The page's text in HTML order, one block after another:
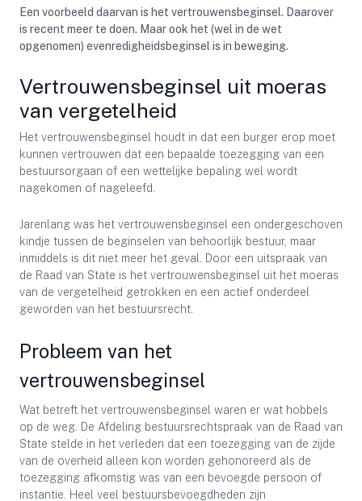
Een voorbeeld daarvan is het vertrouwensbeginsel. Daarover
is recent meer te doen. Maar ook het (wel in de wet
opgenomen) evenredigheidsbeginsel is in beweging.
Vertrouwensbeginsel uit moeras
van vergetelheid
Het vertrouwensbeginsel houdt in dat een burger erop moet
kunnen vertrouwen dat een bepaalde toezegging van een
bestuursorgaan of een wettelijke bepaling wel wordt
nagekomen of nageleefd.
Jarenlang was het vertrouwensbeginsel een ondergeschoven
kindje tussen de beginselen van behoorlijk bestuur, maar
inmiddels is dit niet meer het geval. Door een uitspraak van
de Raad van State is het vertrouwensbeginsel uit het moeras
van de vergetelheid getrokken en een actief onderdeel
geworden van het bestuursrecht.
Probleem van het
vertrouwensbeginsel
Wat betreft het vertrouwensbeginsel waren er wat hobbels
op de weg. De Afdeling bestuursrechtspraak van de Raad van
State stelde in het verleden dat een toezegging van de zijde
van de overheid alleen kon worden gehonoreerd als de
toezegging afkomstig was van een bevoegde persoon of
instantie. Heel veel bestuursbevoegdheden zijn